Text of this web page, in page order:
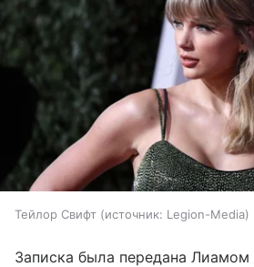
Тейлор Свифт источник: Legion-Media
Записка была передана Лиамом